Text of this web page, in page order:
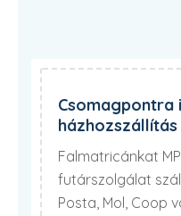
Csomagpontra
házhozszállítás
Falmatricánkat
futárszolgálat
Posta, Mol, Coop